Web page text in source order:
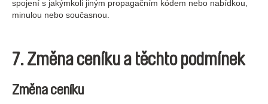
spojení s jakýmkoli jiným propagačním kódem nebo nabídkou,
minulou nebo současnou.
7. Změna ceníku a těchto podmínek
Změna ceníku